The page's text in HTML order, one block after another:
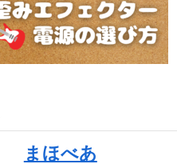
まほべあ